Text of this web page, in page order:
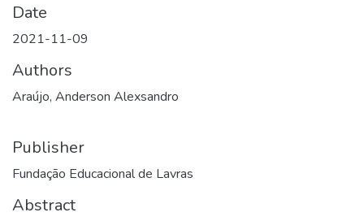
Date
2021-11-09
Authors
Araújo, Anderson Alexsandro
Publisher
Fundação Educacional de Lavras
Abstract